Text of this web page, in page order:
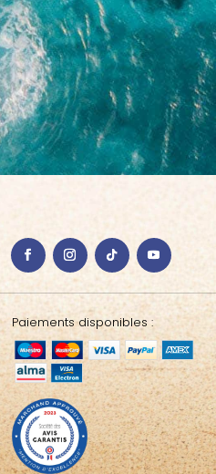
Paiements disponibles :